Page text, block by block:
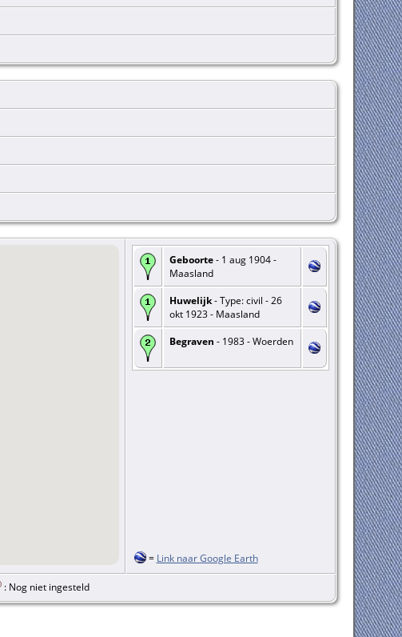
Geboorte- 1 aug 1904 -
Maasland
Huwelijk- Type: civil - 26
okt 1923 - Maasland
Begraven - 1983 - Woerden
= Link naar Google Earth
: Nog niet ingesteld